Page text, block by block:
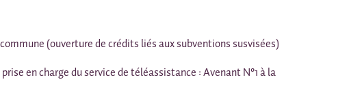
(ouverture de crédits liés aux subventions susvisées)
en charge du service de téléassistance : Avenant N°1 à la